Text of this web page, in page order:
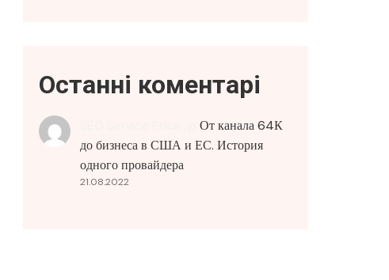
Останні коментарі
От канала 64К
до бизнеса в США и ЕС. История
одного провайдера
21.08.2022